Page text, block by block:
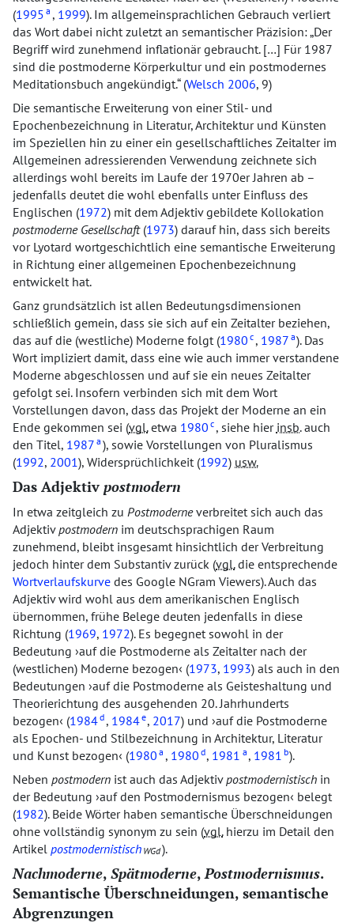
(1995 a , 1999). Im allgemeinsprachlichen Gebrauch verliert
das Wort dabei nicht zuletzt an semantischer Präzision: Der
Begriff wird zunehmend inflationär gebraucht. […] Für 1987
sind die postmoderne Körperkultur und ein postmodernes
Meditationsbuch angekündigt. (Welsch 2006, 9)
Die semantische Erweiterung von einer Stil- und
Epochenbezeichnung in Literatur, Architektur und Künsten
im Speziellen hin zu einer ein gesellschaftliches Zeitalter im
Allgemeinen adressierenden Verwendung zeichnete sich
allerdings wohl bereits im Laufe der 1970er Jahren ab –
jedenfalls deutet die wohl ebenfalls unter Einfluss des
Englischen (1972) mit dem Adjektiv gebildete Kollokation
postmoderne Gesellschaft(1973) darauf hin, dass sich bereits
vor Lyotard wortgeschichtlich eine semantische Erweiterung
in Richtung einer allgemeinen Epochenbezeichnung
entwickelt hat.
Ganz grundsätzlich ist allen Bedeutungsdimensionen
schließlich gemein, dass sie sich auf ein Zeitalter beziehen,
das auf die (westliche) Moderne folgt (1980 c , 1987 a). Das
Wort impliziert damit, dass eine wie auch immer verstandene
Moderne abgeschlossen und auf sie ein neues Zeitalter
gefolgt sei. Insofern verbinden sich mit dem Wort
Vorstellungen davon, dass das Projekt der Moderne an ein
Ende gekommen sei (vgl.etwa 1980 c , siehe hier insb.auch
den Titel, 1987 a ), sowie Vorstellungen von Pluralismus
(1992, 2001), Widersprüchlichkeit (1992) usw.
Das Adjektiv postmodern
In etwa zeitgleich zu Postmoderneverbreitet sich auch das
Adjektivpostmodern im deutschsprachigen Raum
zunehmend, bleibt insgesamt hinsichtlich der Verbreitung
jedoch hinter dem Substantiv zurück (vgl.die entsprechende
Wortverlaufskurve des Google NGram Viewers). Auch das
Adjektiv wird wohl aus dem amerikanischen Englisch
übernommen, frühe Belege deuten jedenfalls in diese
Richtung (1969, 1972). Es begegnet sowohl in der
Bedeutung auf die Postmoderne als Zeitalter nach der
(westlichen) Moderne bezogen (1973, 1993) als auch in den
Bedeutungen auf die Postmoderne als Geisteshaltung und
Theorierichtung des ausgehenden 20. Jahrhunderts
bezogen (1984d , 1984e, 2017) und auf die Postmoderne
als Epochen- und Stilbezeichnung in Architektur, Literatur
und Kunst bezogen (1980 a , 1980 d, 1981 a , 1981 b).
Neben postmodern ist auch das Adjektivpostmodernistisch in
der Bedeutung auf den Postmodernismus bezogen belegt
(1982). Beide Wörter haben semantische Überschneidungen
ohne vollständig synonym zu sein (vgl.hierzu im Detail den
Artikel postmodernistisch WGd).
Nachmoderne, Spätmoderne,Postmodernismus.
Semantische Überschneidungen, semantische
Abgrenzungen